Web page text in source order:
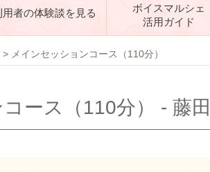
用者の体験談を見る
ボイスマルシェ
活用ガイド
> メインセッションコース（110分）
ース（110分） - 藤